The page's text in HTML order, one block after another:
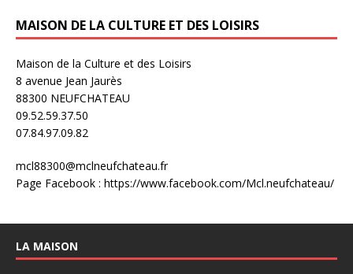
MAISON DE LA CULTURE ET DES LOISIRS
Maison de la Culture et des Loisirs
8 avenue Jean Jaurès
88300 NEUFCHATEAU
09.52.59.37.50
07.84.97.09.82
mcl88300@mclneufchateau.fr
Page Facebook : https://www.facebook.com/Mcl.neufchateau/
LA MAISON